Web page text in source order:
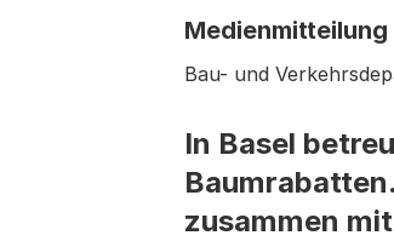
Medienmitteilung
Bau- und
In Basel
zusammen